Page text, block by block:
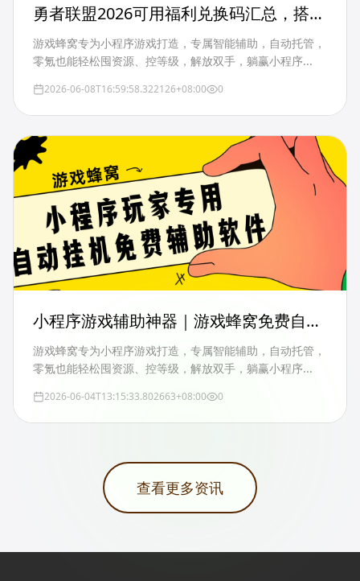
勇者联盟2026可用福利兑换码汇总，搭配
Ai智能辅助，零氪轻松囤资源
游戏蜂窝专为小程序游戏打造，专属智能辅助，自动托管，
零氪也能轻松囤资源、控等级，解放双手，躺赢小程序...
2026-06-08T16:59:58.322126+08:00 0
小程序游戏辅助神器｜游戏蜂窝免费自动
托管，解放双手稳收益
游戏蜂窝专为小程序游戏打造，专属智能辅助，自动托管，
零氪也能轻松囤资源、控等级，解放双手，躺赢小程序...
2026-06-04T13:15:33.802663+08:00 0
查看更多资讯